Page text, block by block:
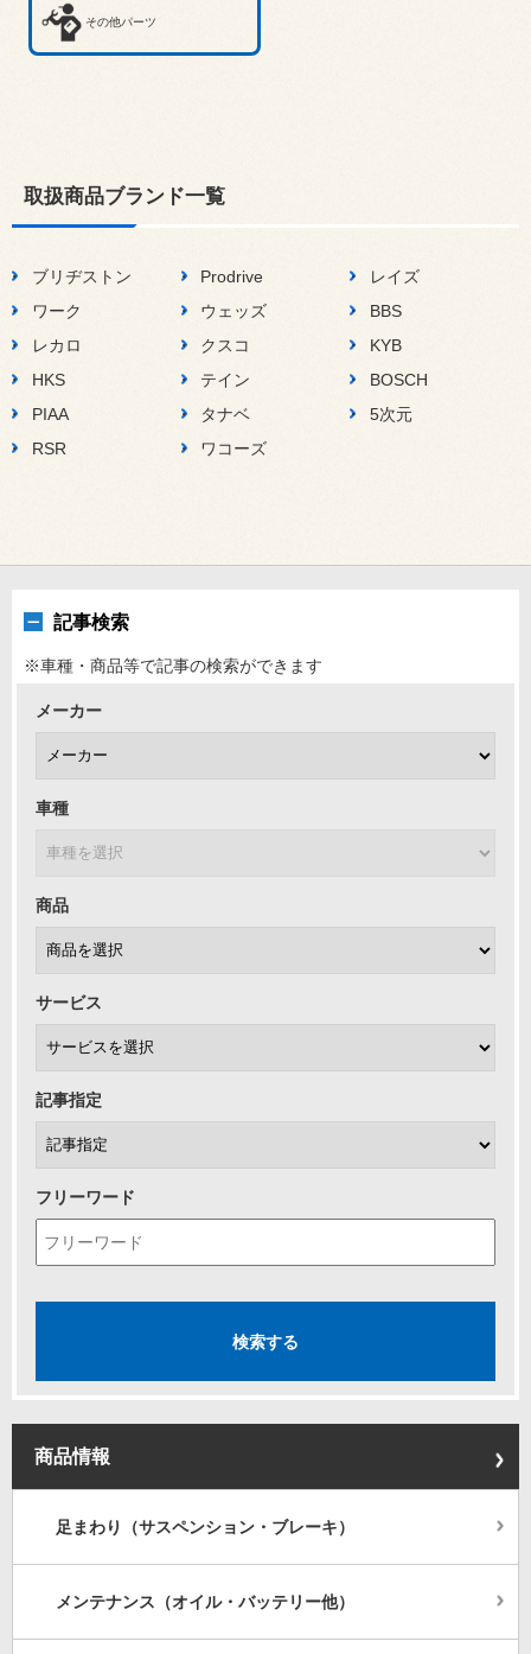
その他パーツ
取扱商品ブランド一覧
ブリヂストン Prodrive
レイズ
ワーク
ウェッズ
BBS
レカロ
クスコ
KYB
HKS
テイン
BOSCH
PIAA
タナベ
5次元
RSR
ワコーズ
記事検索
※車種・商品等で記事の検索ができます
メーカー
車種
商品
サービス
記事指定
フリーワード
商品情報
足まわり（サスペンション・ブレーキ）
メンテナンス（オイル・バッテリー他）